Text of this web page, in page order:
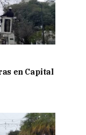
en Capital